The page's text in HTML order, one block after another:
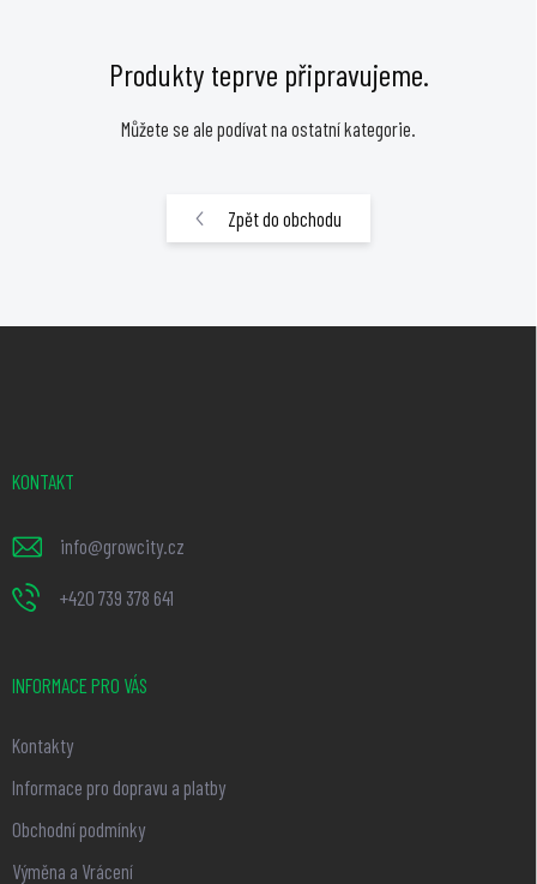
Produkty teprve připravujeme.
Můžete se ale podívat na ostatní kategorie.
Zpět do obchodu
KONTAKT
info@growcity.cz
+420 739 378 641
INFORMACE PRO VÁS
Kontakty
Informace pro dopravu a platby
Obchodní podmínky
Výměna a Vrácení